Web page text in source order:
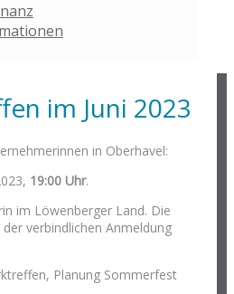
im Juni 2023
in Oberhavel:
19:00 Uhr.
im Löwenberger Land. Die
verbindlichen Anmeldung
Planung Sommerfest